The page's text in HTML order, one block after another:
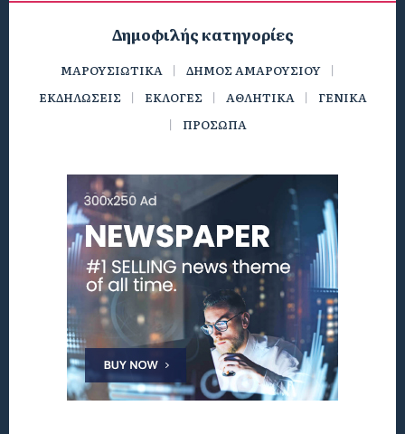
Δημοφιλής κατηγορίες
ΜΑΡΟΥΣΙΩΤΙΚΑ
ΔΗΜΟΣ ΑΜΑΡΟΥΣΙΟΥ
ΕΚΔΗΛΩΣΕΙΣ
ΕΚΛΟΓΕΣ ΑΘΛΗΤΙΚΑ
ΓΕΝΙΚΑ
ΠΡΟΣΩΠΑ